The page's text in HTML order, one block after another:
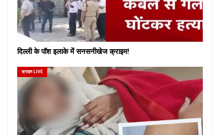
दिल्ली के पॉश इलाके में सनसनीखेज क्राइम!
क्राइम LIVE